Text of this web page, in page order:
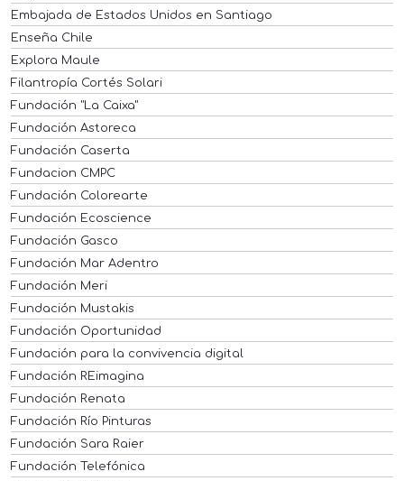
Embajada de Estados Unidos en Santiago
Enseña Chile
Explora Maule
Filantropía Cortés Solari
Fundación "La Caixa"
Fundación Astoreca
Fundación Caserta
Fundacion CMPC
Fundación Colorearte
Fundación Ecoscience
Fundación Gasco
Fundación Mar Adentro
Fundación Meri
Fundación Mustakis
Fundación Oportunidad
Fundación para la convivencia digital
Fundación REimagina
Fundación Renata
Fundación Río Pinturas
Fundación Sara Raier
Fundación Telefónica